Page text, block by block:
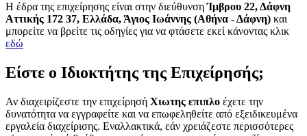
H έδρα της επιχείρησης είναι στην διεύθυνσηΊμβρου 22, Δάφνη
Αττικής 172 37, Ελλάδα, Άγιος Ιωάννης (Αθήνα - Δάφνη) και
μπορείτε να βρείτε τις οδηγίες για να φτάσετε εκεί κάνοντας κλικ
εδώ
Είστε ο Ιδιοκτήτης της Επιχείρησής;
Αν διαχειρίζεστε την επιχείρησή Χιωτης επιπλο έχετε την
δυνατότητα να εγγραφείτε και να επωφεληθείτε από εξειδικευμένα
εργαλεία διαχείρισης. Εναλλακτικά, εάν χρειάζεστε περισσότερες